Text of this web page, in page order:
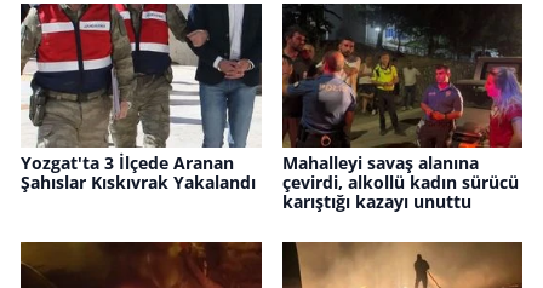
Yozgat'ta 3 İlçede Aranan
Şahıslar Kıskıvrak Yakalandı
Mahalleyi savaş alanına
çevirdi, alkollü kadın sürücü
karıştığı kazayı unuttu